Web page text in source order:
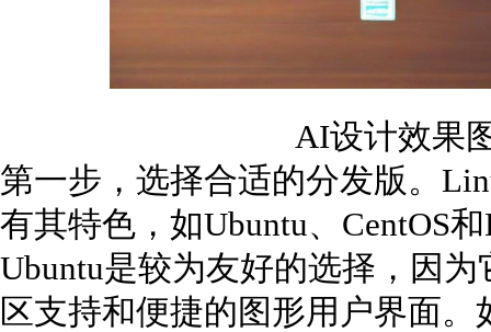
AI设计效果
第一步，选择合适的分发版。
有其特色，如Ubuntu、CentOS
Ubuntu是较为友好的选择，因
区支持和便捷的图形用户界面